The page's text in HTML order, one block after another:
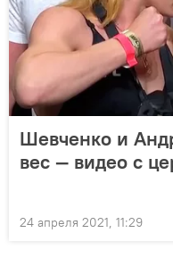
Шевченко и
вес — видео с
24 апреля 2021, 11:29